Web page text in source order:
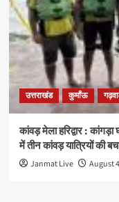
उत्तराखंड कुमाँऊ
कांवड़ मेला हरिद्वार :
में तीन कांवड़ यात्रियों की
Janmat Live August